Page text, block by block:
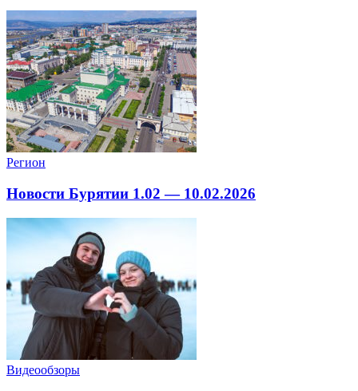
Регион
Новости Бурятии 1.02 — 10.02.2026
Видеообзоры